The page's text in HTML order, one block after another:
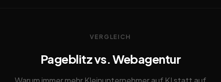
VERGLEICH
Pageblitz vs. Webagentur